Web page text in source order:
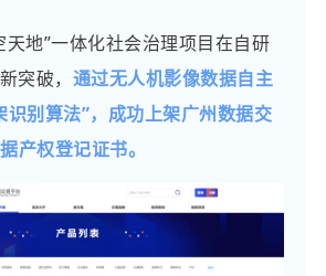
天地”一体化社会治理项目在自研
突破， 通过无人机影像数据自主
识别算法”，成功上架广州数据交
产权登记证书。